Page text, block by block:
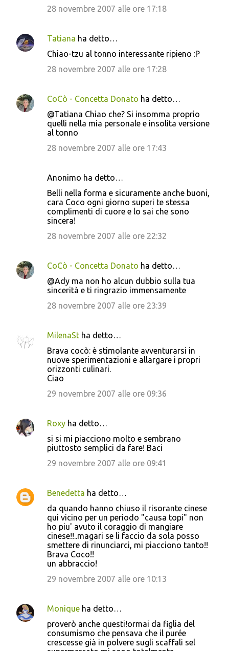
28 novembre 2007 alle ore 17:18
Tatiana ha detto…
Chiao-tzu al tonno interessante ripieno :P
28 novembre 2007 alle ore 17:28
CoCò - Concetta Donato ha detto…
@Tatiana Chiao che? Si insomma proprio
quelli nella mia personale e insolita versione
al tonno
28 novembre 2007 alle ore 17:43
Anonimo ha detto…
Belli nella forma e sicuramente anche buoni,
cara Coco ogni giorno superi te stessa
complimenti di cuore e lo sai che sono
sincera!
28 novembre 2007 alle ore 22:32
CoCò - Concetta Donato ha detto…
@Ady ma non ho alcun dubbio sulla tua
sincerità e ti ringrazio immensamente
28 novembre 2007 alle ore 23:39
MilenaSt ha detto…
Brava cocò: è stimolante avventurarsi in
nuove sperimentazioni e allargare i propri
orizzonti culinari.
Ciao
29 novembre 2007 alle ore 09:36
Roxy ha detto…
si si mi piacciono molto e sembrano
piuttosto semplici da fare! Baci
29 novembre 2007 alle ore 09:41
Benedetta ha detto…
da quando hanno chiuso il risorante cinese
qui vicino per un periodo "causa topi" non
ho piu' avuto il coraggio di mangiare
cinese!!..magari se li faccio da sola posso
smettere di rinunciarci, mi piacciono tanto!!
Brava Coco!!
un abbraccio!
29 novembre 2007 alle ore 10:13
Monique ha detto…
proverò anche questi!ormai da figlia del
consumismo che pensava che il purée
crescesse già in polvere sugli scaffali sel